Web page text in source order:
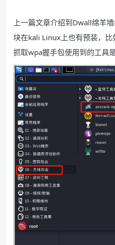
上一篇文章介绍到Dwall绵羊
块在kali Linux 上也有预装，比
抓取wpa握手包使用到的工具